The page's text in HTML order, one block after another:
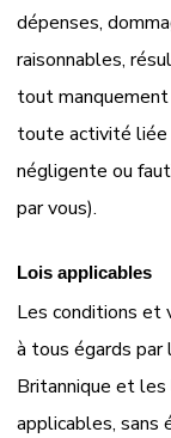
dépenses,
raisonnables,
tout
toute activité liée
négligente ou
par vous).
Lois applicables
Les conditions
à tous égards par
Britannique et les
applicables, sans